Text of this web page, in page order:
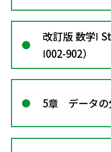
改訂版 数学Ⅰ
Ⅰ002-902）
5章 データの